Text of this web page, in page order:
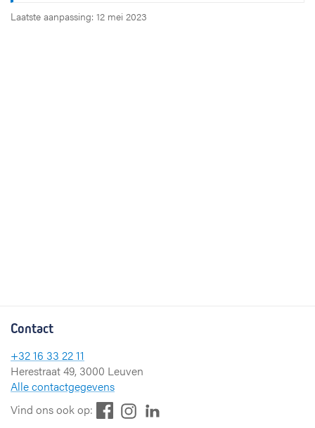
Laatste aanpassing: 12 mei 2023
Contact
+32 16 33 22 11
Herestraat 49, 3000 Leuven
Alle contactgegevens
Vind ons ook op: